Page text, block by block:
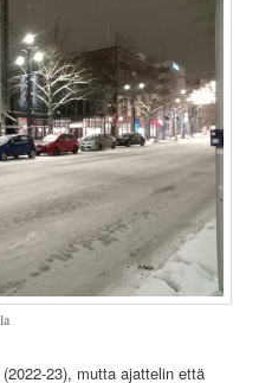
23), mutta ajattelin että